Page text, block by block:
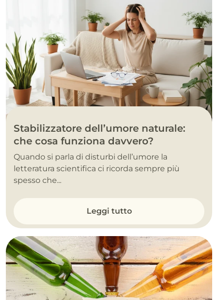
Stabilizzatore dell’umore naturale:
che cosa funziona davvero?
Quando si parla di disturbi dell’umore la
letteratura scientifica ci ricorda sempre più
spesso che...
Leggi tutto